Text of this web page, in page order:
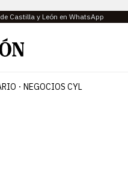
Castilla y León en WhatsApp
NEGOCIOS CYL